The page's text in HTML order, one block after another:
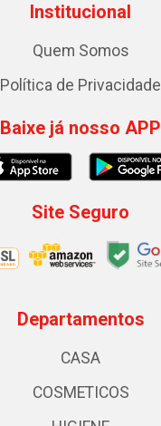
Institucional
Quem Somos
Política de Privacidade
Baixe já nosso APP
Site Seguro
Departamentos
CASA
COSMETICOS